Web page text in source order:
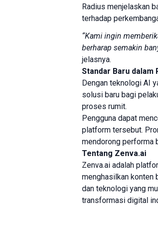
Radius menjelaskan
terhadap
“Kami ingin
berharap semakin
jelasnya.
Standar Baru
Dengan teknologi AI
solusi baru bagi
proses rumit.
Pengguna dapat
platform tersebut.
mendorong performa
Tentang Zenva.ai
Zenva.ai adalah
menghasilkan konten
dan teknologi yang
transformasi digital